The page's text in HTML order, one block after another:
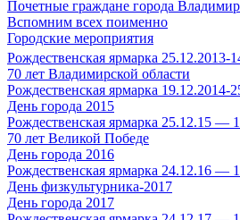
Почетные граждане города
Вспомним всех поименно
Городские мероприятия
Рождественская ярмарка 25.12.2013-
70 лет Владимирской области
Рождественская ярмарка 19.12.2014-
День города 2015
Рождественская ярмарка 25.12.15 —
70 лет Великой Победе
День города 2016
Рождественская ярмарка 24.12.16 —
День физкультурника-2017
День города 2017